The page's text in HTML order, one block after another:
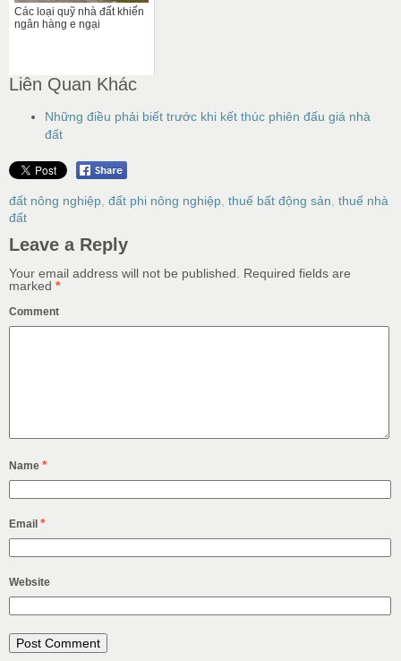
Các loại quỹ nhà đất khiến
ngân hàng e ngại
Liên Quan Khác
Những điều phải biết trước khi kết thúc phiên đấu giá nhà
đất
đất nông nghiệp đất phi nông nghiệp thuế bất động sản thuế nhà
đất
Leave a Reply
Your email address will not be published.
Required fields are
marked *
Comment
Name *
Email *
Website